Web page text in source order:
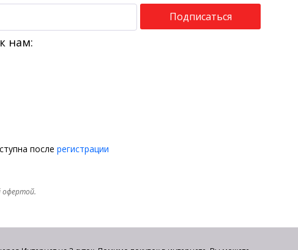
Подписаться
нам:
после регистрации
офертой.